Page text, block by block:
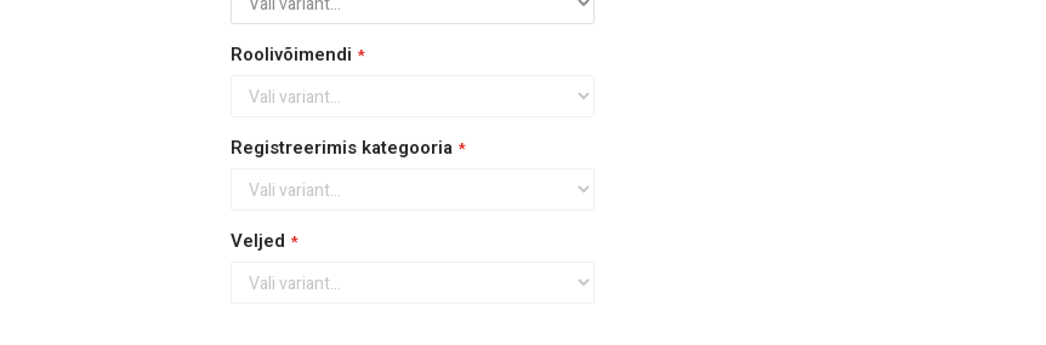
Roolivõimendi
Registreerimis kategooria
Veljed